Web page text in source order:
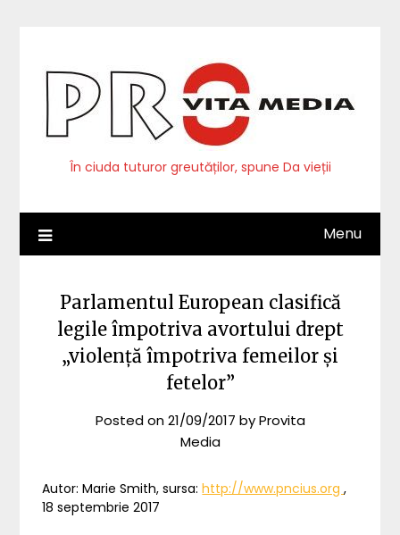
În ciuda tuturor greutăților, spune Da vieții
Menu
Parlamentul European clasifică
legile împotriva avortului drept
„violență împotriva femeilor și
fetelor”
Posted on21/09/2017 byProvita
Media
Autor: Marie Smith, sursa:http://www.pncius.org,
18 septembrie 2017